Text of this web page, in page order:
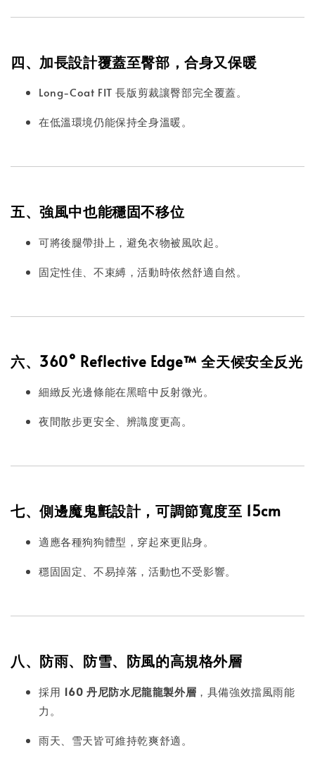
四、加長設計覆蓋至臀部，合身又保暖
Long-Coat FIT 長版剪裁讓臀部完全覆蓋。
在低溫環境仍能保持全身溫暖。
五、強風中也能穩固不移位
可將後腿帶掛上，避免衣物被風吹起。
固定性佳、不束縛，活動時依然舒適自然。
六、360° Reflective Edge™ 全天候安全反光
細緻反光邊條能在黑暗中反射微光。
夜間散步更安全、辨識度更高。
七、側邊魔鬼氈設計，可調節寬度至 15cm
適應各種狗狗體型，穿起來更貼身。
穩固固定、不易掉落，活動也不受影響。
八、防雨、防雪、防風的高規格外層
採用 160 丹尼防水尼龍龍製外層 ，具備強效擋風雨能
力。
雨天、雪天皆可維持乾爽舒適。